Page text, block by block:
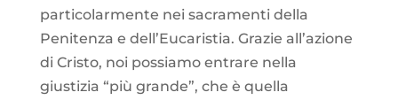
particolarmente nei sacramenti della
Penitenza e dell’Eucaristia. Grazie all’azione
di Cristo, noi possiamo entrare nella
giustizia “più grande”, che è quella